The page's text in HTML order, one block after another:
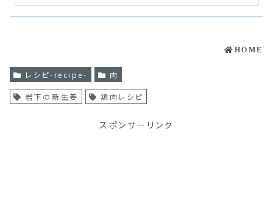
HOME
レシピ-recipe- 肉
岩下の新生姜 鶏肉レシピ
スポンサーリンク